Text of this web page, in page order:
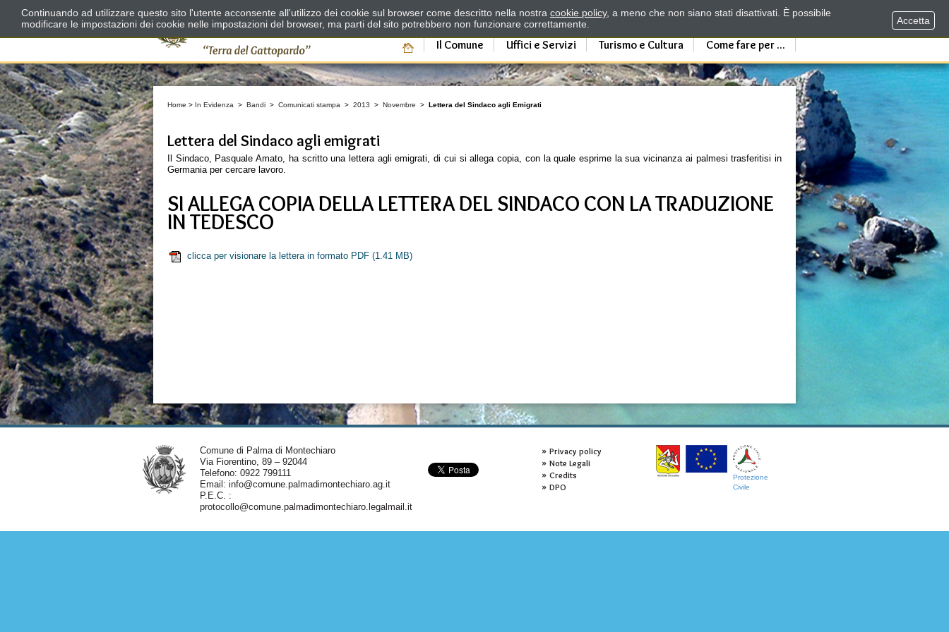
Il Comune Uffici e Servizi Turismo e Cultura Come fare per ...
Home > In Evidenza > Bandi > Comunicati stampa > 2013 > Novembre > Lettera del Sindaco agli Emigrati
Lettera del Sindaco agli emigrati
Il Sindaco, Pasquale Amato, ha scritto una lettera agli emigrati, di cui si allega copia, con la quale esprime la sua vicinanza ai palmesi trasferitisi in
Germania per cercare lavoro.
SI ALLEGA COPIA DELLA LETTERA DEL SINDACO CON LA TRADUZIONE
IN TEDESCO
clicca per visionare la lettera in formato PDF (1.41 MB)
Comune di Palma di Montechiaro
Via Fiorentino, 89 – 92044
Telefono: 0922 799111
Email: info@comune.palmadimontechiaro.ag.it
P.E.C. :
protocollo@comune.palmadimontechiaro.legalmail.it
Privacy policy
Note Legali
Credits
DPO
Protezione
Civile
Continuando ad utilizzare questo sito l'utente acconsente all'utilizzo dei cookie sul browser come descritto nella nostra cookie policy, a meno che non siano stati disattivati. È possibile
modificare le impostazioni dei cookie nelle impostazioni del browser, ma parti del sito potrebbero non funzionare correttamente.
Accetta